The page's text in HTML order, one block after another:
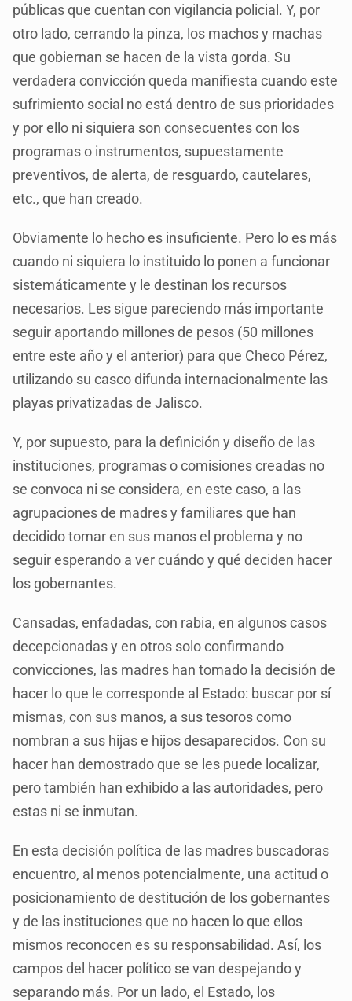
públicas que cuentan con vigilancia policial. Y, por
otro lado, cerrando la pinza, los machos y machas
que gobiernan se hacen de la vista gorda. Su
verdadera convicción queda manifiesta cuando este
sufrimiento social no está dentro de sus prioridades
y por ello ni siquiera son consecuentes con los
programas o instrumentos, supuestamente
preventivos, de alerta, de resguardo, cautelares,
etc., que han creado.
Obviamente lo hecho es insuficiente. Pero lo es más
cuando ni siquiera lo instituido lo ponen a funcionar
sistemáticamente y le destinan los recursos
necesarios. Les sigue pareciendo más importante
seguir aportando millones de pesos (50 millones
entre este año y el anterior) para que Checo Pérez,
utilizando su casco difunda internacionalmente las
playas privatizadas de Jalisco.
Y, por supuesto, para la definición y diseño de las
instituciones, programas o comisiones creadas no
se convoca ni se considera, en este caso, a las
agrupaciones de madres y familiares que han
decidido tomar en sus manos el problema y no
seguir esperando a ver cuándo y qué deciden hacer
los gobernantes.
Cansadas, enfadadas, con rabia, en algunos casos
decepcionadas y en otros solo confirmando
convicciones, las madres han tomado la decisión de
hacer lo que le corresponde al Estado: buscar por sí
mismas, con sus manos, a sus tesoros como
nombran a sus hijas e hijos desaparecidos. Con su
hacer han demostrado que se les puede localizar,
pero también han exhibido a las autoridades, pero
estas ni se inmutan.
En esta decisión política de las madres buscadoras
encuentro, al menos potencialmente, una actitud o
posicionamiento de destitución de los gobernantes
y de las instituciones que no hacen lo que ellos
mismos reconocen es su responsabilidad. Así, los
campos del hacer político se van despejando y
separando más. Por un lado, el Estado, los